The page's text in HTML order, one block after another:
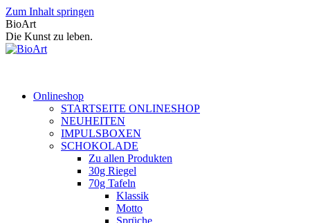
Zum Inhalt springen
BioArt
Die Kunst zu leben.
Onlineshop
STARTSEITE ONLINESHOP
NEUHEITEN
IMPULSBOXEN
SCHOKOLADE
Zu allen Produkten
30g Riegel
70g Tafeln
Klassik
Motto
Sprüche